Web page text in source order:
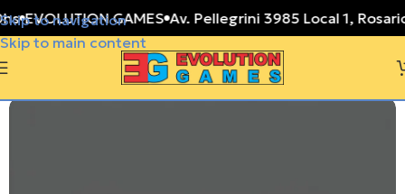
Skip to navigation
Skip to main content
EVOLUTION GAMES Av. Pellegrini 3985 Local 1, Rosario,